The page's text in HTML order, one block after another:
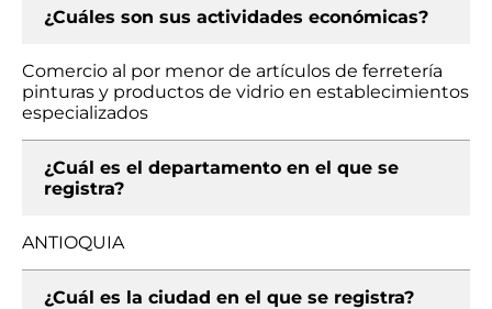
¿Cuáles son sus actividades económicas?
Comercio al por menor de artículos de ferretería
pinturas y productos de vidrio en establecimientos
especializados
¿Cuál es el departamento en el que se
registra?
ANTIOQUIA
¿Cuál es la ciudad en el que se registra?